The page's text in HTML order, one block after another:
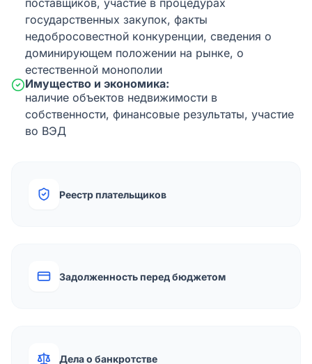
поставщиков, участие в процедурах
государственных закупок, факты
недобросовестной конкуренции, сведения о
доминирующем положении на рынке, о
естественной монополии
Имущество и экономика:
наличие объектов недвижимости в
собственности, финансовые результаты, участие
во ВЭД
Реестр плательщиков
Задолженность перед бюджетом
Дела о банкротстве